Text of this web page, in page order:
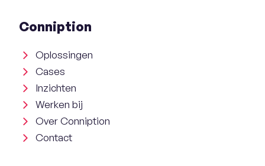
Conniption
Oplossingen
Cases
Inzichten
Werken bij
Over Conniption
Contact